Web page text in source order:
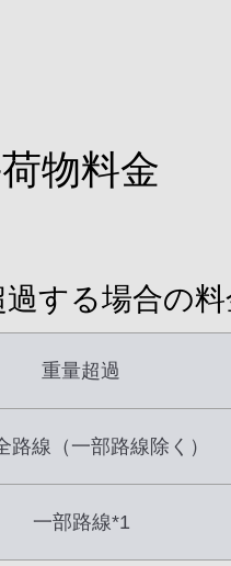
物料金
する場合の
重量超過
路線（一部路線除く）
一部路線*1